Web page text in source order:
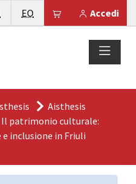
Accedi
Il tuo carrello è
English
EO Esperanto
Aisthesis
Il patrimonio culturale:
inclusione in Friuli